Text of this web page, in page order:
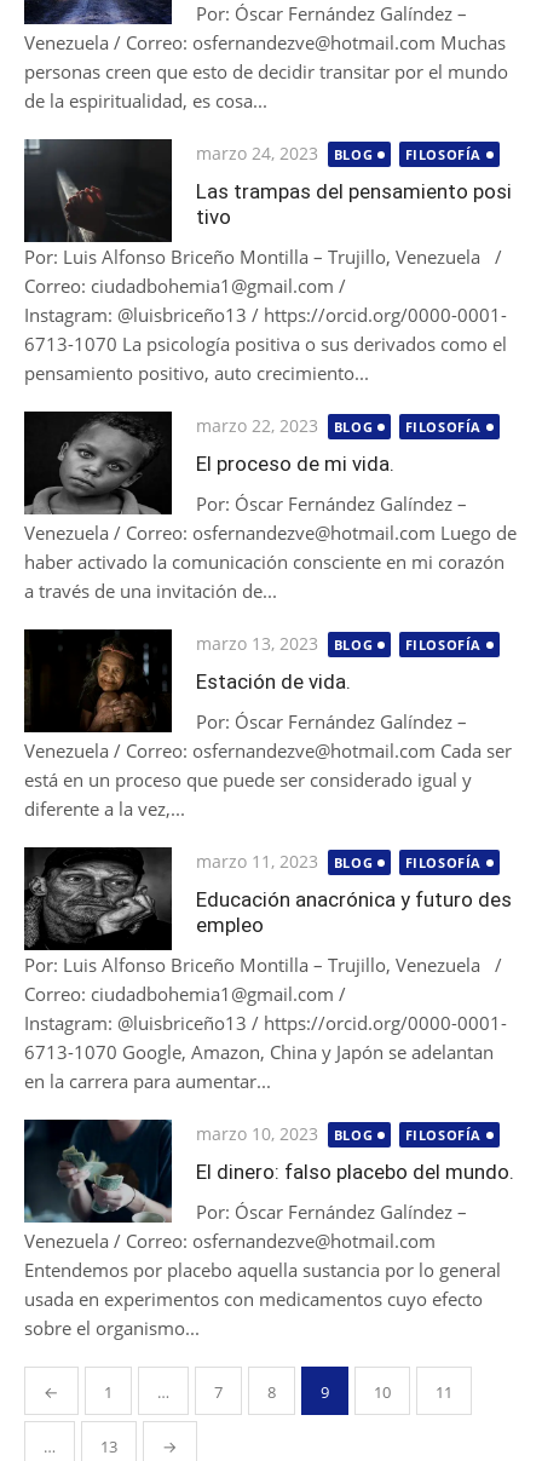
Por: Óscar Fernández Galíndez –
Venezuela / Correo: osfernandezve@hotmail.com Muchas
personas creen que esto de decidir transitar por el mundo
de la espiritualidad, es cosa...
Publicada
el
marzo 24, 2023 BLOG FILOSOFÍA
Las trampas del pensamiento posi
tivo
Por: Luis Alfonso Briceño Montilla – Trujillo, Venezuela /
Correo: ciudadbohemia1@gmail.com /
Instagram: @luisbriceño13 / https://orcid.org/0000-0001-
6713-1070 La psicología positiva o sus derivados como el
pensamiento positivo, auto crecimiento...
Publicada
el
marzo 22, 2023 BLOG FILOSOFÍA
El proceso de mi vida.
Por: Óscar Fernández Galíndez –
Venezuela / Correo: osfernandezve@hotmail.com Luego de
haber activado la comunicación consciente en mi corazón
a través de una invitación de...
Publicada
el
marzo 13, 2023 BLOG FILOSOFÍA
Estación de vida.
Por: Óscar Fernández Galíndez –
Venezuela / Correo: osfernandezve@hotmail.com Cada ser
está en un proceso que puede ser considerado igual y
diferente a la vez,...
Publicada
el
marzo 11, 2023 BLOG FILOSOFÍA
Educación anacrónica y futuro des
empleo
Por: Luis Alfonso Briceño Montilla – Trujillo, Venezuela /
Correo: ciudadbohemia1@gmail.com /
Instagram: @luisbriceño13 / https://orcid.org/0000-0001-
6713-1070 Google, Amazon, China y Japón se adelantan
en la carrera para aumentar...
Publicada
el
marzo 10, 2023 BLOG FILOSOFÍA
El dinero: falso placebo del mundo.
Por: Óscar Fernández Galíndez –
Venezuela / Correo: osfernandezve@hotmail.com
Entendemos por placebo aquella sustancia por lo general
usada en experimentos con medicamentos cuyo efecto
sobre el organismo...
Paginación
de
entradas
← 1 … 7 8 9 10 11
… 13 →